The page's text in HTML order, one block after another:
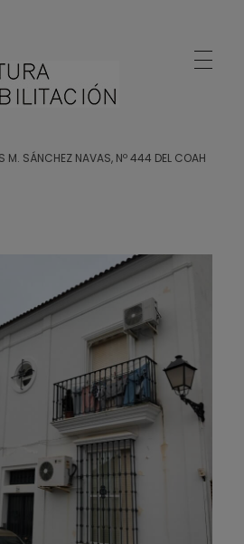
M. SÁNCHEZ NAVAS, Nº 444 DEL COAH